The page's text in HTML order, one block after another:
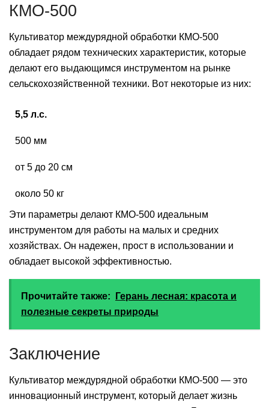
КМО-500
Культиватор междурядной обработки КМО-500
обладает рядом технических характеристик, которые
делают его выдающимся инструментом на рынке
сельскохозяйственной техники. Вот некоторые из них:
5,5 л.с.
500 мм
от 5 до 20 см
около 50 кг
Эти параметры делают КМО-500 идеальным
инструментом для работы на малых и средних
хозяйствах. Он надежен, прост в использовании и
обладает высокой эффективностью.
Прочитайте также:
Герань лесная: красота и
полезные секреты природы
Заключение
Культиватор междурядной обработки КМО-500 — это
инновационный инструмент, который делает жизнь